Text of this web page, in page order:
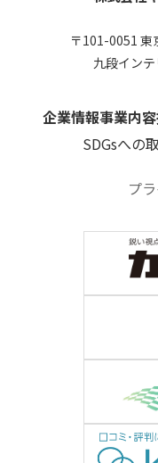
〒101-0051 東
九段イン
企業情報事業内容
SDGsへの
プ